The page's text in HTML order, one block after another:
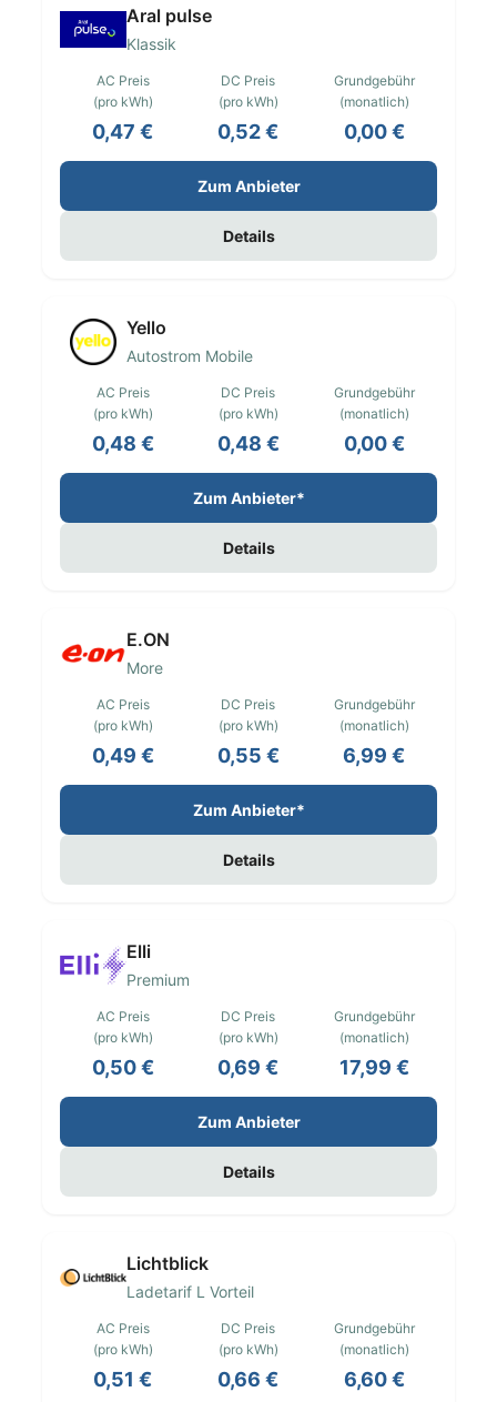
Aral pulse
Klassik
AC Preis
(pro kWh)
0,47 €
DC Preis
(pro kWh)
0,52 €
Grundgebühr
(monatlich)
0,00 €
Zum Anbieter
Details
Yello
Autostrom Mobile
AC Preis
(pro kWh)
0,48 €
DC Preis
(pro kWh)
0,48 €
Grundgebühr
(monatlich)
0,00 €
Zum Anbieter*
Details
E.ON
More
AC Preis
(pro kWh)
0,49 €
DC Preis
(pro kWh)
0,55 €
Grundgebühr
(monatlich)
6,99 €
Zum Anbieter*
Details
Elli
Premium
AC Preis
(pro kWh)
0,50 €
DC Preis
(pro kWh)
0,69 €
Grundgebühr
(monatlich)
17,99 €
Zum Anbieter
Details
Lichtblick
Ladetarif L Vorteil
AC Preis
(pro kWh)
0,51 €
DC Preis
(pro kWh)
0,66 €
Grundgebühr
(monatlich)
6,60 €